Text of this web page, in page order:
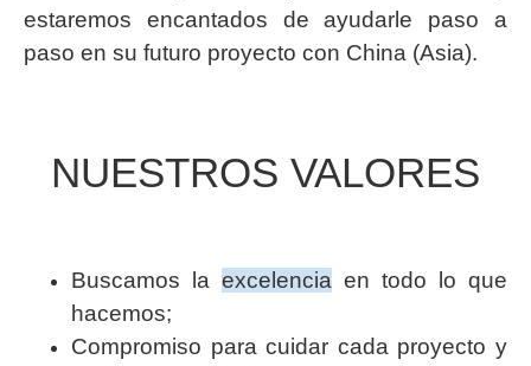
estaremos encantados de ayudarle paso a
paso en su futuro proyecto con China (Asia).
NUESTROS VALORES
Buscamos la excelencia en todo lo que
hacemos;
Compromiso para cuidar cada proyecto y